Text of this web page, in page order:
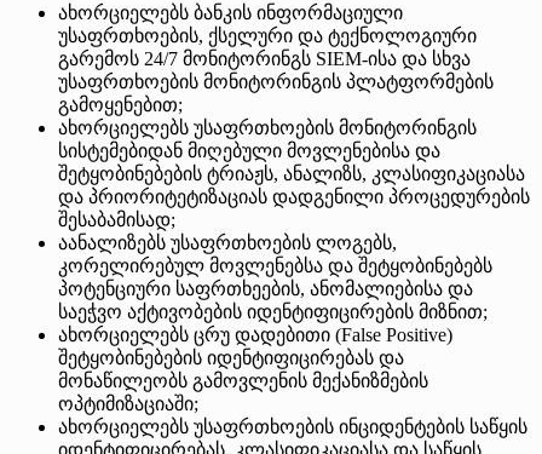
ახორციელებს ბანკის ინფორმაციული
უსაფრთხოების, ქსელური და ტექნოლოგიური
გარემოს 24/7 მონიტორინგს SIEM-ისა და სხვა
უსაფრთხოების მონიტორინგის პლატფორმების
გამოყენებით;
ახორციელებს უსაფრთხოების მონიტორინგის
სისტემებიდან მიღებული მოვლენებისა და
შეტყობინებების ტრიაჟს, ანალიზს, კლასიფიკაციასა
და პრიორიტეტიზაციას დადგენილი პროცედურების
შესაბამისად;
აანალიზებს უსაფრთხოების ლოგებს,
კორელირებულ მოვლენებსა და შეტყობინებებს
პოტენციური საფრთხეების, ანომალიებისა და
საეჭვო აქტივობების იდენტიფიცირების მიზნით;
ახორციელებს ცრუ დადებითი (False Positive)
შეტყობინებების იდენტიფიცირებას და
მონაწილეობს გამოვლენის მექანიზმების
ოპტიმიზაციაში;
ახორციელებს უსაფრთხოების ინციდენტების საწყის
იდენტიფიცირებას, კლასიფიკაციასა და საწყის